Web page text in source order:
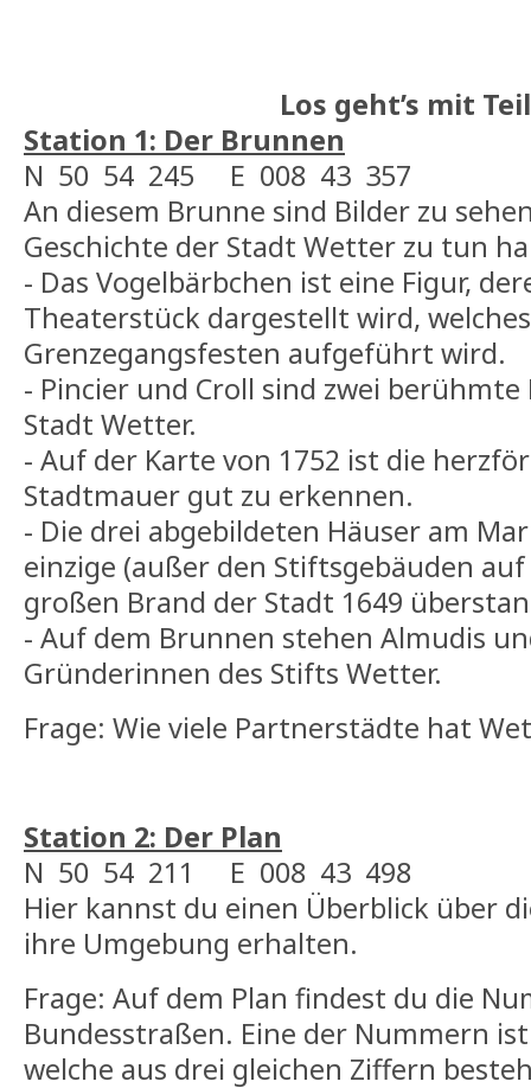
Los geht’s mit
Station 1: Der Brunnen
N 50 54 245 E 008 43 357
An diesem Brunne sind Bilder zu
Geschichte der Stadt Wetter zu tun
- Das Vogelbärbchen ist eine Figur,
Theaterstück dargestellt wird,
Grenzegangsfesten aufgeführt wird.
- Pincier und Croll sind zwei
Stadt Wetter.
- Auf der Karte von 1752 ist die
Stadtmauer gut zu erkennen.
- Die drei abgebildeten Häuser am
einzige (außer den Stiftsgebäuden
großen Brand der Stadt 1649
- Auf dem Brunnen stehen Almudis
Gründerinnen des Stifts Wetter.
Frage: Wie viele Partnerstädte hat
Station 2: Der Plan
N 50 54 211 E 008 43 498
Hier kannst du einen Überblick über
ihre Umgebung erhalten.
Frage: Auf dem Plan findest du die
Bundesstraßen. Eine der Nummern
welche aus drei gleichen Ziffern